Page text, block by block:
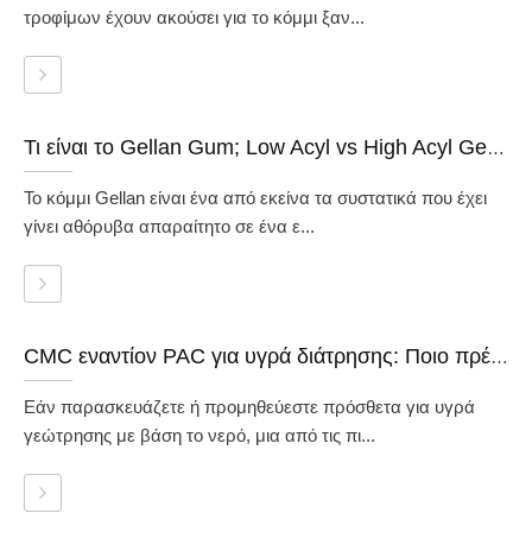
τροφίμων έχουν ακούσει για το κόμμι ξαν...
Τι είναι το Gellan Gum; Low Acyl vs High Acyl Gellan Gum Επεξήγηση
Το κόμμι Gellan είναι ένα από εκείνα τα συστατικά που έχει
γίνει αθόρυβα απαραίτητο σε ένα ε...
CMC εναντίον PAC για υγρά διάτρησης: Ποιο πρέπει να χρησιμοποιήσετε;
Εάν παρασκευάζετε ή προμηθεύεστε πρόσθετα για υγρά
γεώτρησης με βάση το νερό, μια από τις πι...